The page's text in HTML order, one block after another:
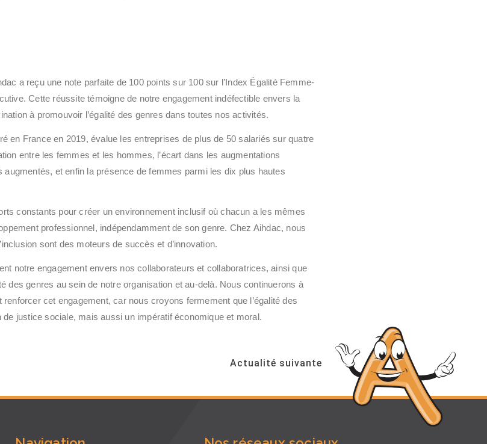
a reçu une note parfaite de 100 points sur 100 sur l’Index Égalité Femme-
Cette réussite témoigne de notre engagement indéfectible envers la
à promouvoir l’égalité des genres dans toutes nos activités.
en France en 2019, évalue les entreprises de plus de 50 salariés sur quatre
entre les femmes et les hommes, l’écart dans les augmentations
augmentés, et enfin la présence de femmes parmi les dix plus hautes
constants pour créer un environnement inclusif où chacun a les mêmes
professionnel, indépendamment de son genre. Chez Aihdac, nous
sont des moteurs de succès et d’innovation.
notre engagement envers nos collaborateurs et collaboratrices, ainsi que
des genres au sein de notre organisation et au-delà. Nous continuerons à
cet engagement, car nous croyons fermement que l’égalité des
justice sociale, mais aussi un impératif économique et moral.
Actualité suivante